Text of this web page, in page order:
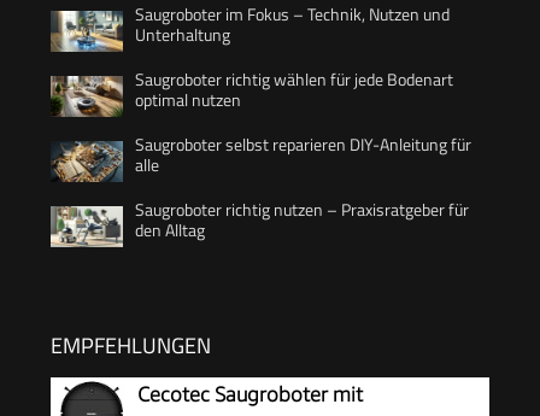
Saugroboter im Fokus – Technik, Nutzen und
Unterhaltung
Saugroboter richtig wählen für jede Bodenart
optimal nutzen
Saugroboter selbst reparieren DIY-Anleitung für
alle
Saugroboter richtig nutzen – Praxisratgeber für
den Alltag
EMPFEHLUNGEN
Cecotec Saugroboter mit